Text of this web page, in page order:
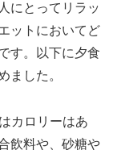
にとってリラッ
ットにおいてど
す。以下に夕食
ました。
カロリーはあ
飲料や、砂糖や